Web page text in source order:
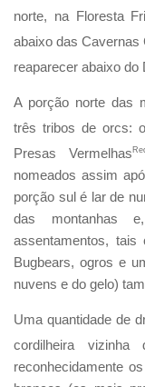
norte, na Floresta
abaixo das Cavernas
reaparecer abaixo do
A porção norte das
três tribos de orcs:
Presas Vermelhas
nomeados assim
porção sul é lar de
das montanhas
assentamentos, tais
Bugbears, ogros e
nuvens e do gelo)
Uma quantidade de
cordilheira vizinha
reconhecidamente